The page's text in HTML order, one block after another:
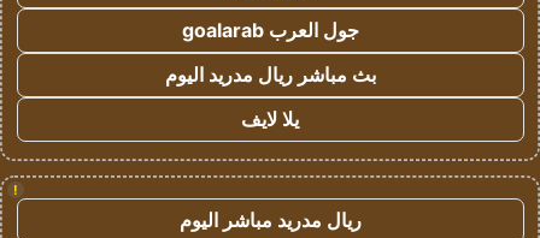
جول العرب goalarab
بث مباشر ريال مدريد اليوم
يلا لايف
!
ريال مدريد مباشر اليوم